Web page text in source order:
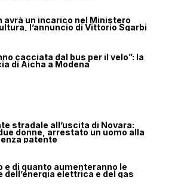
avrà un incarico nel Ministero
l’annuncio di Vittorio Sgarbi
cacciata dal bus per il velo”: la
di Aicha a Modena
stradale all’uscita di Novara:
donne, arrestato un uomo alla
patente
e di quanto aumenteranno le
dell’energia elettrica e del gas